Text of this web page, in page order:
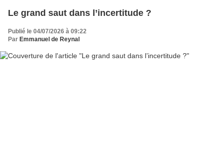
Le grand saut dans l’incertitude ?
Publié le 04/07/2026 à 09:22
Par Emmanuel de Reynal